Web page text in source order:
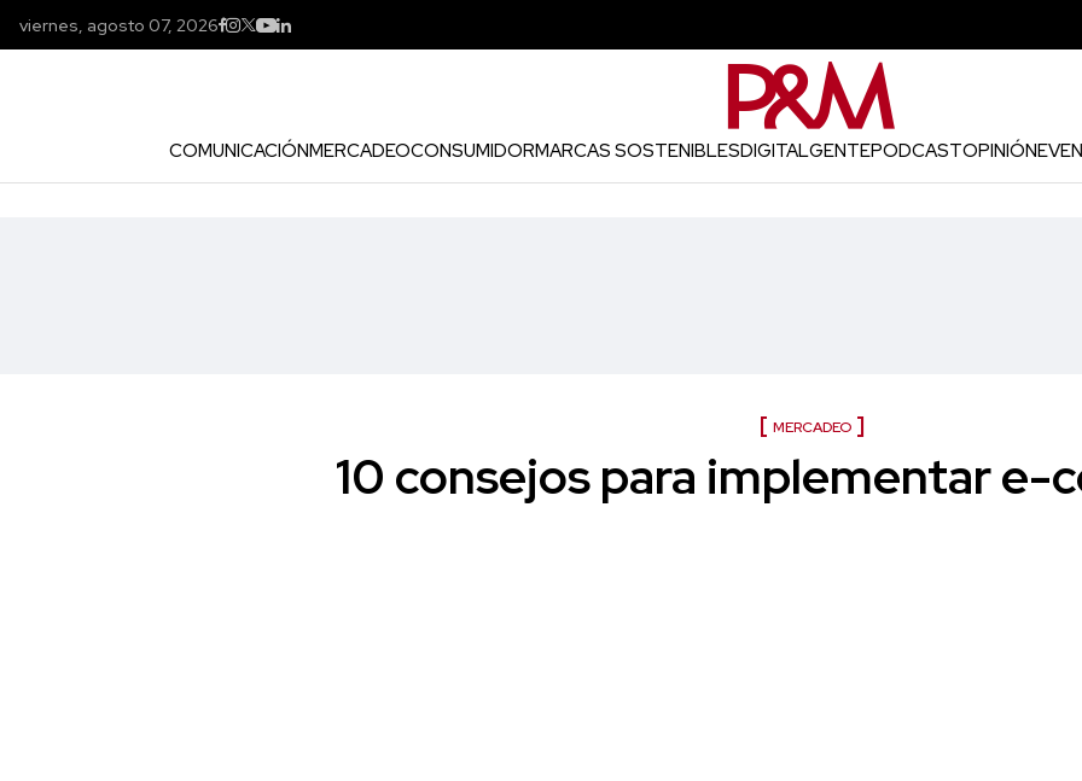
viernes, agosto 07, 2026
COMUNICACIÓNMERCADEOCONSUMIDORMARCAS SOSTENIBLESDIGITALGENTEPODCASTOPINIÓN
MERCADEO
10 consejos para implementar e-